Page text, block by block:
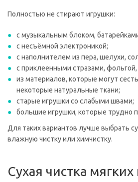
Полностью не стирают игрушки:
с музыкальным блоком,
с несъёмной электроникой;
с наполнителем из пера, шелухи,
с приклеенными стразами, фольгой,
из материалов, которые могут
некоторые натуральные ткани;
старые игрушки со слабыми швами;
большие игрушки, которые трудно
Для таких вариантов лучше выбрать
влажную чистку или химчистку.
Сухая чистка